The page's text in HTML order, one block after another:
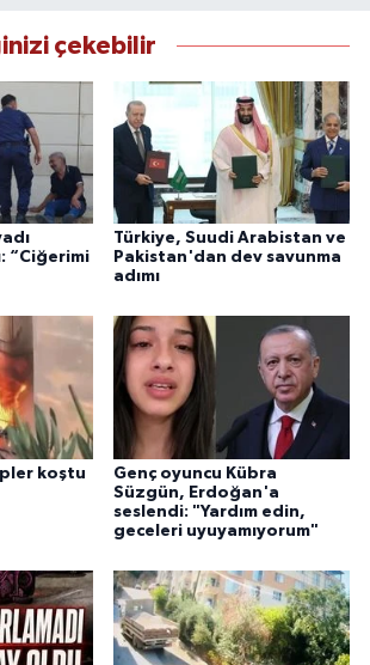
çekebilir
“Ciğerimi
Türkiye, Suudi Arabistan ve
Pakistan'dan dev savunma
adımı
koştu
Genç oyuncu Kübra
Süzgün, Erdoğan'a
seslendi: "Yardım edin,
geceleri uyuyamıyorum"